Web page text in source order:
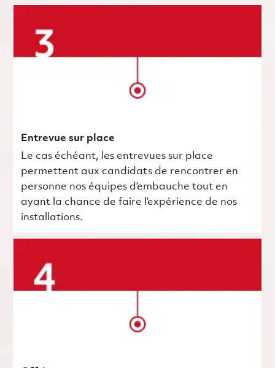
Entrevue sur place
Le cas échéant, les entrevues sur place
permettent aux candidats de rencontrer en
personne nos équipes d’embauche tout en
ayant la chance de faire l’expérience de nos
installations.